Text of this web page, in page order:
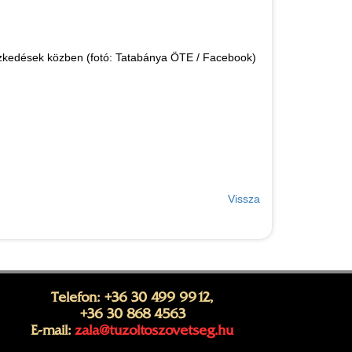
közben (fotó: Tatabánya ÖTE / Facebook)
Vissza
Telefon: +36 30 499 9912,
+36 30 868 4563
E-mail: zala@tuzoltoszovetseg.hu